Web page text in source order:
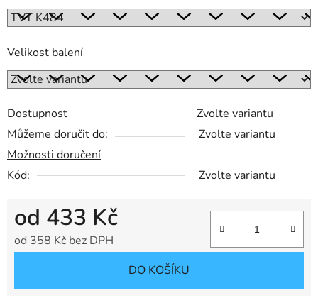
Velikost balení
Dostupnost
Zvolte variantu
Můžeme doručit do:
Zvolte variantu
Možnosti doručení
Kód:
Zvolte variantu
od 433 Kč
od 358 Kč bez DPH
DO KOŠÍKU